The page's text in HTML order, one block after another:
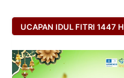
UCAPAN IDUL FITRI 1447 H